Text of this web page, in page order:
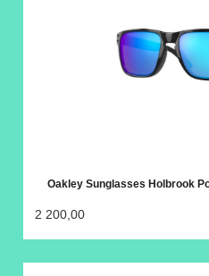
Oakley Sunglasses Holbrook
2 200,00